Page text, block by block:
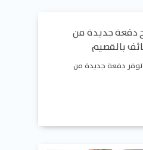
دفعة جديدة من
توفر دفعة جديدة من